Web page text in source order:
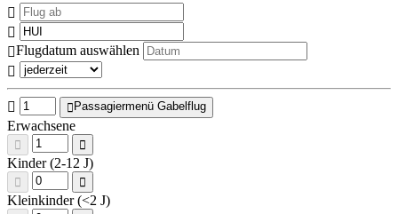
Flugdatum auswählen
Passagiermenü Gabelflug
Erwachsene
Kinder (2-12 J)
Kleinkinder (<2 J)